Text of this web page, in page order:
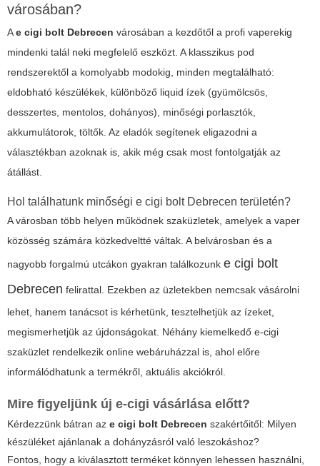
városában?
Ae cigi bolt Debrecen városában a kezdőtől a profi vaperekig
mindenki talál neki megfelelő eszközt. A klasszikus pod
rendszerektől a komolyabb modokig, minden megtalálható:
eldobható készülékek, különböző liquid ízek (gyümölcsös,
desszertes, mentolos, dohányos), minőségi porlasztók,
akkumulátorok, töltők. Az eladók segítenek eligazodni a
választékban azoknak is, akik még csak most fontolgatják az
átállást.
Hol találhatunk minőségi e cigi bolt Debrecen területén?
A városban több helyen működnek szaküzletek, amelyek a vaper
közösség számára közkedveltté váltak. A belvárosban és a
nagyobb forgalmú utcákon gyakran találkozunk e cigi bolt
Debrecen felirattal. Ezekben az üzletekben nemcsak vásárolni
lehet, hanem tanácsot is kérhetünk, tesztelhetjük az ízeket,
megismerhetjük az újdonságokat. Néhány kiemelkedő e-cigi
szaküzlet rendelkezik online webáruházzal is, ahol előre
informálódhatunk a termékről, aktuális akciókról.
Mire figyeljünk új e-cigi vásárlása előtt?
Kérdezzünk bátran az e cigi bolt Debrecen szakértőitől: Milyen
készüléket ajánlanak a dohányzásról való leszokáshoz?
Fontos, hogy a kiválasztott terméket könnyen lehessen használni,